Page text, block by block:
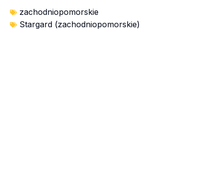
zachodniopomorskie
Stargard (zachodniopomorskie)